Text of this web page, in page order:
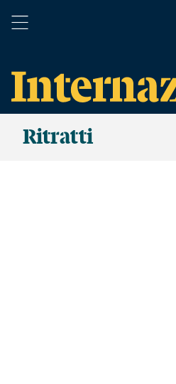
Ritratti